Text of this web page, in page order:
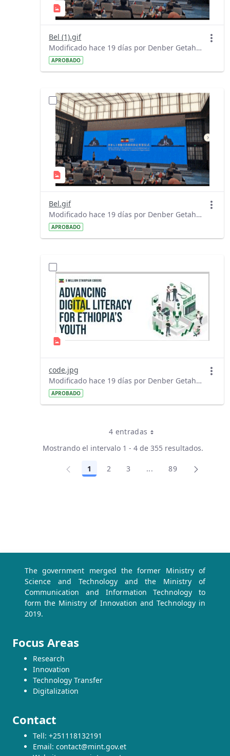
Bel (1).gif
Modificado hace 19 días por Denber Getahun.
APROBADO
Bel.gif
Modificado hace 19 días por Denber Getahun.
APROBADO
code.jpg
Modificado hace 19 días por Denber Getahun.
APROBADO
4 entradasPor página
Mostrando el intervalo 1 - 4 de 355 resultados.
Página
1 Página
2 Página
3 ...Páginas intermedias
Página
89
The government merged the former Ministry of
Science and Technology and the Ministry of
Communication and Information Technology to
form the Ministry of Innovation and Technology in
2019.
Focus Areas
Research
Innovation
Technology Transfer
Digitalization
Contact
Tell: +251118132191
Email: contact@mint.gov.et